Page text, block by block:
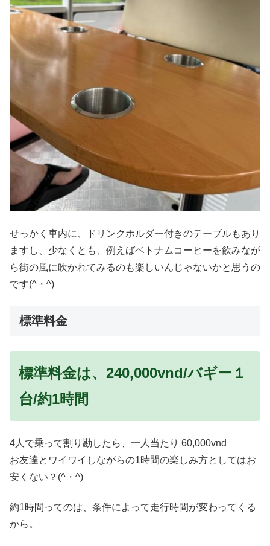
せっかく車内に、ドリンクホルダー付きのテーブルもあり
ますし、少なくとも、例えばベトナムコーヒーを飲みなが
ら街の風に吹かれてみるのも楽しいんじゃないかと思うの
です(^・^)
標準料金
標準料金は、240,000vnd/バギー１
台/約1時間
4人で乗って割り勘したら、一人当たり 60,000vnd
お友達とワイワイしながらの1時間の楽しみ方としてはお
安くない？(^・^)
約1時間ってのは、条件によって走行時間が変わってくる
から。